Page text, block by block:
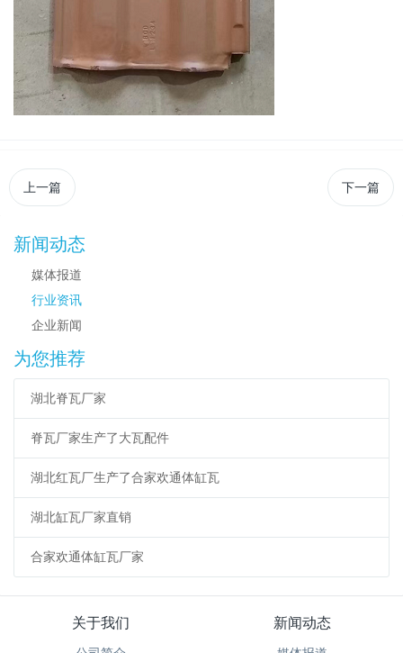
上一篇 下一篇
新闻动态
媒体报道
行业资讯
企业新闻
为您推荐
湖北脊瓦厂家
脊瓦厂家生产了大瓦配件
湖北红瓦厂生产了合家欢通体缸瓦
湖北缸瓦厂家直销
合家欢通体缸瓦厂家
关于我们 新闻动态